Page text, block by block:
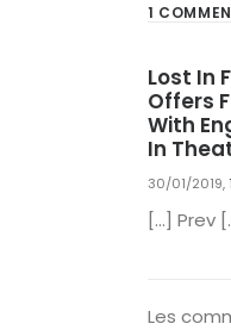
1
Lost In
Offers
With
In
30/01/2019,
[…] Prev
Les